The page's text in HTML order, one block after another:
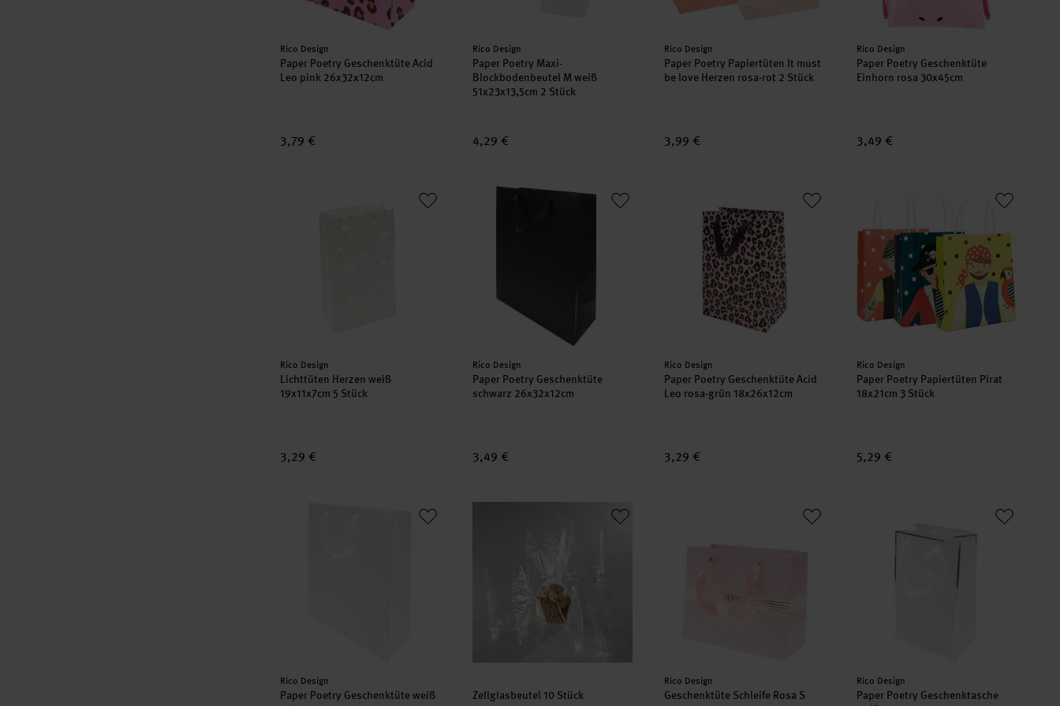
Hersteller:
Rico Design
Paper Poetry Geschenktüte Acid
Leo pink 26x32x12cm
3,79 €
Hersteller:
Rico Design
Paper Poetry Maxi-
Blockbodenbeutel M weiß
51x23x13,5cm 2 Stück
4,29 €
Hersteller:
Rico Design
Paper Poetry Papiertüten It must
be love Herzen rosa-rot 2 Stück
3,99 €
Hersteller:
Rico Design
Paper Poetry Geschenktüte
Einhorn rosa 30x45cm
3,49 €
Lichttüten Herzen weiß 19x11x7cm 5 Stück
Hersteller:
Rico Design
Lichttüten Herzen weiß
19x11x7cm 5 Stück
3,29 €
Paper Poetry Geschenktüte schwarz 26x32x12cm
Hersteller:
Rico Design
Paper Poetry Geschenktüte
schwarz 26x32x12cm
3,49 €
Hersteller:
Rico Design
Paper Poetry Geschenktüte Acid
Leo rosa-grün 18x26x12cm
3,29 €
Hersteller:
Rico Design
Paper Poetry Papiertüten Pirat
18x21cm 3 Stück
5,29 €
Paper Poetry Geschenktüte weiß 26x32x12cm
Hersteller:
Rico Design
Paper Poetry Geschenktüte weiß
Zellglasbeutel 10 Stück
Zellglasbeutel 10 Stück
Hersteller:
Rico Design
Geschenktüte Schleife Rosa S
Hersteller:
Rico Design
Paper Poetry Geschenktasche